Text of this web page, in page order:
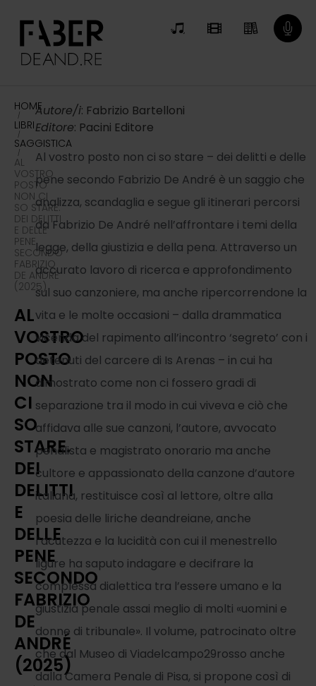
HOME
/
LIBRI
/
SAGGISTICA
/
AL
VOSTRO
POSTO
NON CI
SO STARE.
DEI DELITTI
E DELLE
PENE
SECONDO
FABRIZIO
DE ANDRÉ
(2025)
AL
VOSTRO
POSTO
NON
CI
SO
STARE.
DEI
DELITTI
E
DELLE
PENE
SECONDO
FABRIZIO
DE
ANDRÉ
(2025)
Autore/i: Fabrizio Bartelloni
Editore: Pacini Editore
Al vostro posto non ci so stare – dei delitti e delle
pene secondo Fabrizio De André è un saggio che
analizza, scandaglia e segue gli itinerari percorsi
da Fabrizio De André nell’affrontare i temi della
legge, della giustizia e della pena. Attraverso un
accurato lavoro di ricerca e approfondimento
sul suo canzoniere, ma anche ripercorrendone la
vita e le molte occasioni – dalla drammatica
vicenda del rapimento all’incontro ‘segreto’ con i
detenuti del carcere di Is Arenas – in cui ha
dimostrato come non ci fossero gradi di
separazione tra il modo in cui viveva e ciò che
affidava alle sue canzoni, l’autore, avvocato
penalista e magistrato onorario ma anche
cultore e appassionato della canzone d’autore
italiana, restituisce così al lettore, oltre alla
poesia delle liriche deandreiane, anche
l’acutezza e la lucidità con cui il menestrello
ligure ha saputo indagare e decifrare la
complessa dialettica tra l’essere umano e la
giustizia penale assai meglio di molti «uomini e
donne di tribunale». Il volume, patrocinato oltre
che dal Museo di Viadelcampo29rosso anche
dalla Camera Penale di Pisa, si propone così di